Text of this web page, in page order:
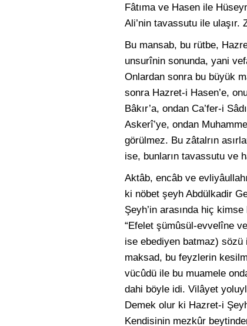
Fâtıma ve Hasen ile
Ali’nin tavassutu ile ulaşır.
Bu mansab, bu rütbe,
unsurînin sonunda, yani
Onlardan sonra bu büyük
sonra Hazret-i Hasen’e,
Bâkır’a, ondan Ca’fer-i
Askerî’ye, ondan
görülmez. Bu zâtalrın
ise, bunların tavassutu ve
Aktâb, encâb ve
ki nöbet şeyh Abdülkadir
Şeyh’in arasında hiç
“Efelet şümûsül-evvelîne
ise ebediyen batmaz) sözü
maksad, bu feyzlerin
vücûdü ile bu muamele
dahi böyle idi. Vilâyet
Demek olur ki Hazret-i
Kendisinin mezkûr